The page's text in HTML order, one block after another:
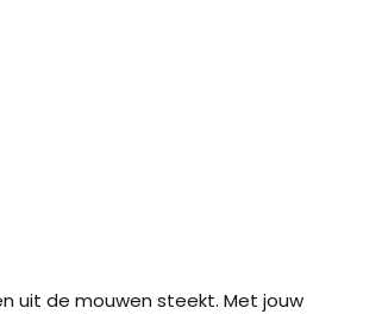
uit de mouwen steekt. Met jouw